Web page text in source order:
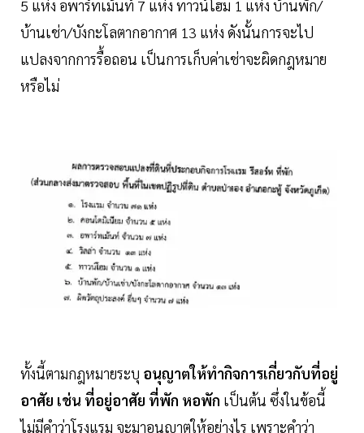
5 แห่ง อพาร์ทเม้นท์ 7 แห่ง ทาวน์โฮม 1 แห่ง บ้านพัก/
บ้านเช่า/บังกะโลตากอากาศ 13 แห่ง ดังนั้นการจะไป
แปลงจากการรื้อถอน เป็นการเก็บค่าเช่าจะผิดกฎหมาย
หรือไม่
ทั้งนี้ตามกฎหมายระบุ อนุญาตให้ทำกิจการเกี่ยวกับที่อยู่
อาศัย เช่น ที่อยู่อาศัย ที่พัก หอพัก เป็นต้น ซึ่งในข้อนี้
ไม่มีคำว่าโรงแรม จะมาอนุญาตให้อย่างไร เพราะคำว่า